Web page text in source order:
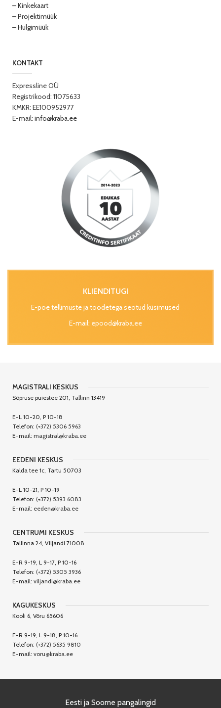
– Kinkekaart
– Projektimüük
– Hulgimüük
KONTAKT
Expressline OÜ
Registrikood: 11075633
KMKR: EE100952977
E-mail: info@kraba.ee
KLIENDITUGI
E-poe tellimuste ja toodetega seotud küsimused
E-mail: epood@kraba.ee
MAGISTRALI KESKUS
Sõpruse puiestee 201, Tallinn 13419
E-L 10-20, P 10-18
Telefon: (+372) 5306 5963
E-mail: magistral@kraba.ee
EEDENI KESKUS
Kalda tee 1c, Tartu 50703
E-L 10-21, P 10-19
Telefon: (+372) 5393 6083
E-mail: eeden@kraba.ee
CENTRUMI KESKUS
Tallinna 24, Viljandi 71008
E-R 9-19, L 9-17, P 10-16
Telefon: (+372) 5305 3936
E-mail: viljandi@kraba.ee
KAGUKESKUS
Kooli 6, Võru 65606
E-R 9-19, L 9-18, P 10-16
Telefon: (+372) 5635 9810
E-mail: voru@kraba.ee
Eesti ja Soome pangalingid